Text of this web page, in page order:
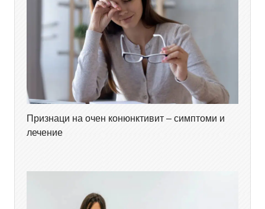
Признаци на очен конюнктивит – симптоми и
лечение